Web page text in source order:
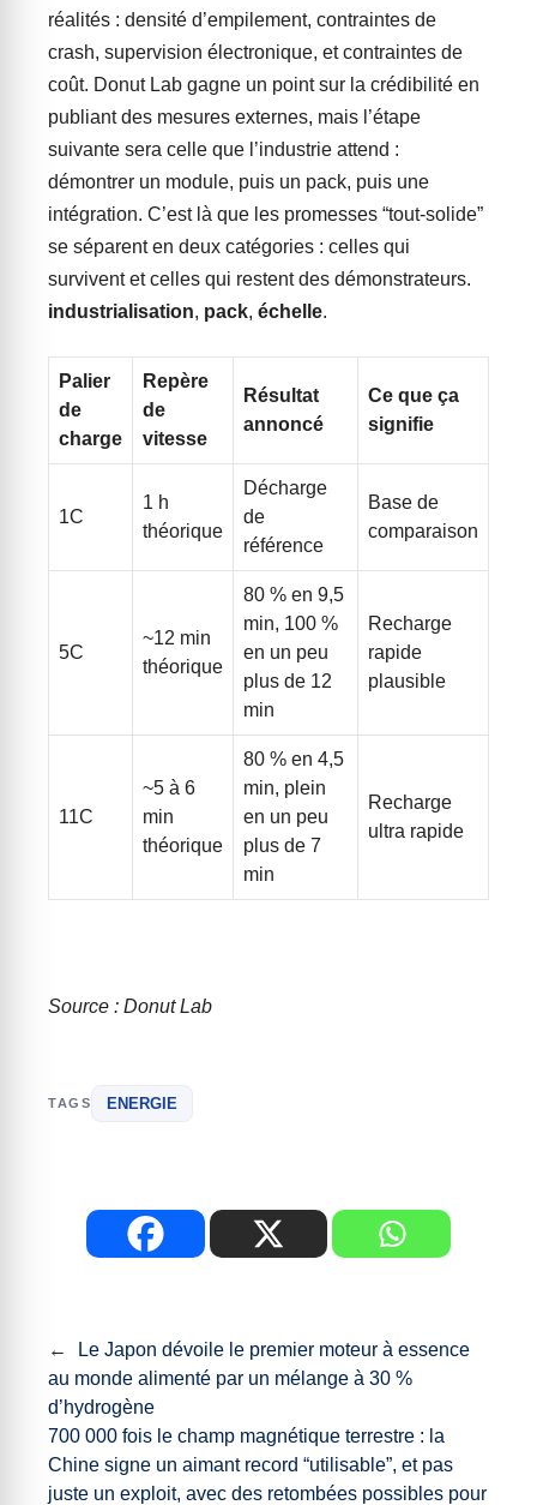
réalités : densité d’empilement, contraintes de
crash, supervision électronique, et contraintes de
coût. Donut Lab gagne un point sur la crédibilité en
publiant des mesures externes, mais l’étape
suivante sera celle que l’industrie attend :
démontrer un module, puis un pack, puis une
intégration. C’est là que les promesses “tout-solide”
se séparent en deux catégories : celles qui
survivent et celles qui restent des démonstrateurs.
industrialisation, pack, échelle.
Palier
de
charge
Repère
de
vitesse
Résultat
annoncé
Ce que ça
signifie
1C
1 h
théorique
Décharge
de
référence
Base de
comparaison
5C
~12 min
théorique
80 % en 9,5
min, 100 %
en un peu
plus de 12
min
Recharge
rapide
plausible
11C
~5 à 6
min
théorique
80 % en 4,5
min, plein
en un peu
plus de 7
min
Recharge
ultra rapide
Source : Donut Lab
TAGS ENERGIE
←
Le Japon dévoile le premier moteur à essence
au monde alimenté par un mélange à 30 %
d’hydrogène
700 000 fois le champ magnétique terrestre : la
Chine signe un aimant record “utilisable”, et pas
juste un exploit, avec des retombées possibles pour